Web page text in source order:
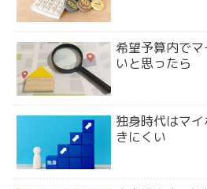
希望予算内で
いと思ったら
独身時代はマ
きにくい